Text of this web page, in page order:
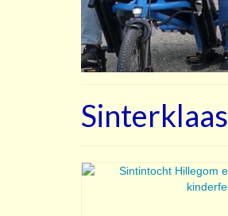
Sinterklaas